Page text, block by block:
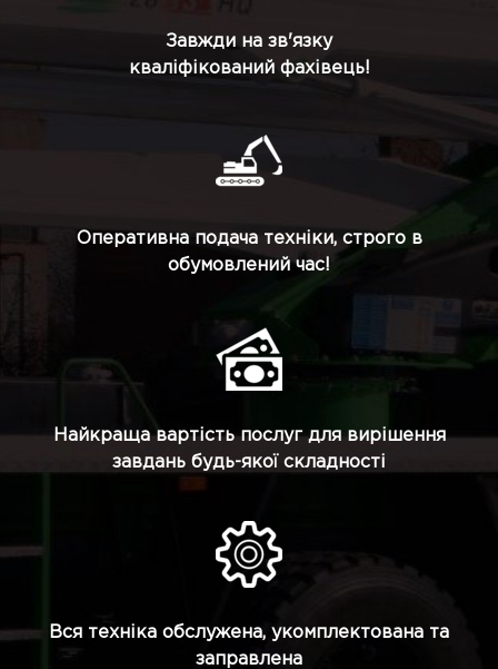
Завжди на зв'язку
кваліфікований фахівець!
Оперативна подача техніки, строго в
обумовлений час!
Найкраща вартість послуг для вирішення
завдань будь-якої складності
Вся техніка обслужена, укомплектована та
заправлена